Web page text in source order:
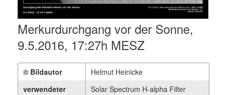
Merkurdurchgang vor der Sonne,
9.5.2016, 17:27h MESZ
© Bildautor
Helmut Heinicke
verwendeter
Solar Spectrum H-alpha Filter